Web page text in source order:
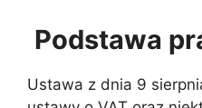
Podstawa
Ustawa z dnia 9